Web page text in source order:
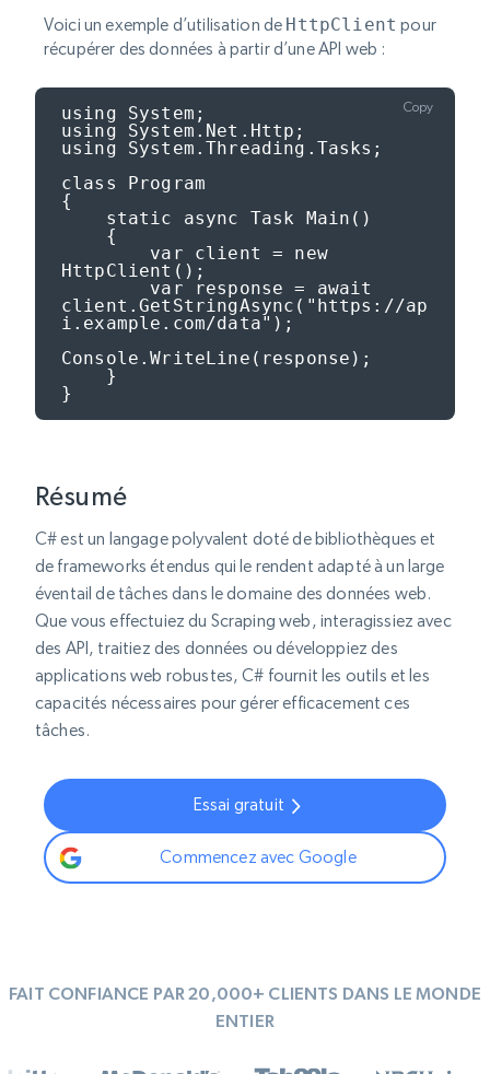
Voici un exemple d’utilisation de HttpClient pour
récupérer des données à partir d’une API web :
using System;
using System.Net.Http;
using System.Threading.Tasks;
class Program
{
HttpClient();
client.GetStringAsync("https://ap
i.example.com/data");
Console.WriteLine(response);
}
Copy
Résumé
C# est un langage polyvalent doté de bibliothèques et
de frameworks étendus qui le rendent adapté à un large
éventail de tâches dans le domaine des données web.
Que vous effectuiez du Scraping web, interagissiez avec
des API, traitiez des données ou développiez des
applications web robustes, C# fournit les outils et les
capacités nécessaires pour gérer efficacement ces
tâches.
Essai gratuit
Commencez avec Google
FAIT CONFIANCE PAR 20,000+ CLIENTS DANS LE MONDE
ENTIER